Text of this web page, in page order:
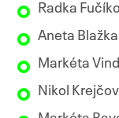
Radka
Aneta
Markéta
Nikol